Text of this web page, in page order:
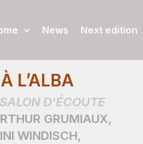
News Next edition
L’ALBA
SALON D'ÉCOUTE
GRUMIAUX,
WINDISCH,